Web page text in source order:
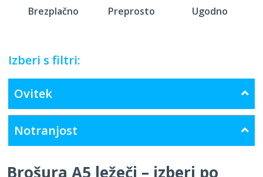
Brezplačno Preprosto Ugodno
Izberi s filtri:
Ovitek
Notranjost
Brošura A5 ležeči – izberi po